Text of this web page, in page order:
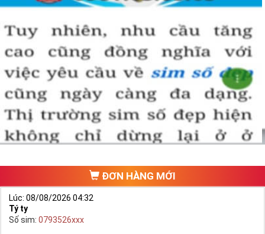
Hướng dẫn mua Sim Tứ Quý 2 tại
Simtiengiang.vn.
Sim Tiền Giang là đơn vị cung cấp
Tứ Quý, sim giá rẻ uy
tín chất lượng.
Chọn mua sim số đẹp thường mất nhiều thời gian ở khoản lựa số,
một số phải vừa đẹp, vừa tốt về phong thủy thì mới là sim hoàn
hảo. Vậy phải làm sao?
- Cách nhanh nhất để chọn mua được Sim Tứ Quý 2 là bạn vào
trang chủ của Sim Tiền Giang, chọn mục “
Sim giảm giá
“ ở ngay đầu
trang chủ. Đây là danh sách sim được đại lý giảm giá vì một số lý
Ngoài ra quý khách chưa ưng ý về Sim Tứ Quý 2 có cũng thể tham
khảo thêm Sim Vinaphone,Sim Gmobile, Sim Tứ Quý Giữa
ĐƠN HÀNG MỚI
Lúc: 08/08/2026 04:32
Tý ty
Số sim: 0793526xxx